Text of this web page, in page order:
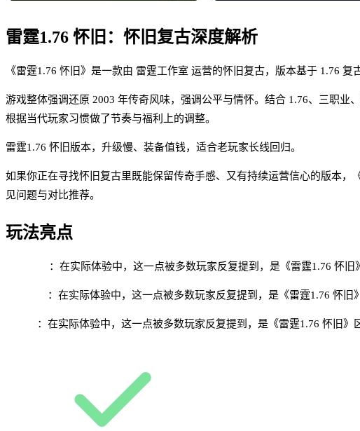
雷霆1.76 怀旧 ： 怀旧复古深度解析
《雷霆1.76 怀旧》是一款由 雷霆工作室 运营的怀旧复古，版本基于 1.76
游戏整体强调还原 2003 年传奇风味，强调公平与情怀。结合 1.76、三职
根据当代玩家习惯做了节奏与福利上的调整。
雷霆1.76 怀旧版本，升级慢、装备值钱，适合老玩家长线回归。
如果你正在寻找怀旧复古里既能保留传奇手感、又有持续运营信心的版本
见问题与对比推荐。
玩法亮点
：在实际体验中，这一点被多数玩家反复提到，是《雷霆1.76 怀旧
：在实际体验中，这一点被多数玩家反复提到，是《雷霆1.76 怀旧
：在实际体验中，这一点被多数玩家反复提到，是《雷霆1.76 怀旧》